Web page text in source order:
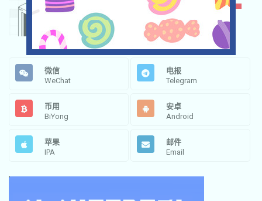
★★★☆ 3.5
微信
WeChat
电报
Telegram
币用
BiYong
安卓
Android
苹果
IPA
邮件
Email